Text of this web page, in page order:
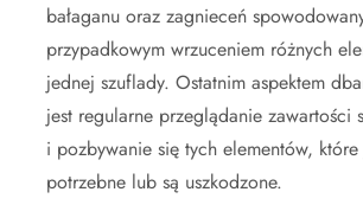
bałaganu oraz zagnieceń
przypadkowym wrzuceniem różnych
jednej szuflady. Ostatnim aspektem
jest regularne przeglądanie zawartości
i pozbywanie się tych elementów,
potrzebne lub są uszkodzone.